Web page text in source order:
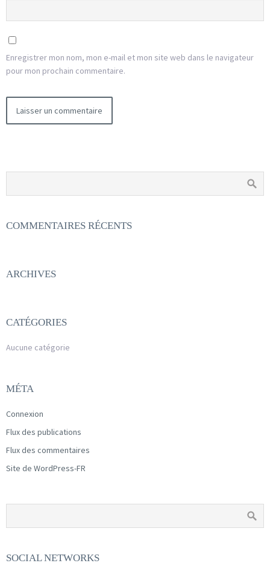
Enregistrer mon nom, mon e-mail et mon site web dans le navigateur
pour mon prochain commentaire.
COMMENTAIRES RÉCENTS
ARCHIVES
CATÉGORIES
Aucune catégorie
MÉTA
Connexion
Flux des publications
Flux des commentaires
Site de WordPress-FR
SOCIAL NETWORKS